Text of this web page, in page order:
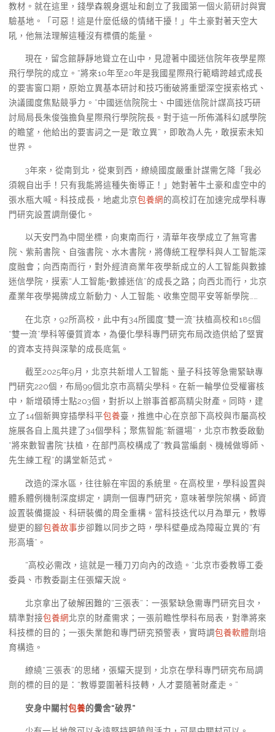
教材。就在這里，錢學森親身選址和創立了我國第一個火箭研討與實
驗基地。「可惡！這是什麼低級的情緒干擾！」牛土豪對著天空大
吼，他無法理解這種沒有標價的能量。
現在，留念館靜靜地聳立在山中，見證著中國迷信院年夜學星際
飛行學院的成立。“將來10年至20年是我國星際飛行範疇跨越式成長
的要害窗口期，原始立異基本研討和技巧衝破將重塑深空摸索格式、
決議國度焦點競爭力。”中國迷信院院士、中國迷信院計謀高技巧研
討局局長朱俊強擔負星際飛行學院院長。對于這一所佈滿科幻感學院
的瞻望，他給出的要害詞之一是“敢立異”，即敢為人先，敢摸索未知
世界。
3年來，從南到北，從東到西，繚繞國度嚴重計謀需乞降「我必
須親自出手！只有我能將這種失衡導正！」她對著牛土豪和虛空中的
張水瓶大喊。科技成長，地處北京包養網的高校訂在加速完成學科專
門研究設置調劑優化。
以天安門為中間坐標，向東南而行，清華年夜學成立了無穹書
院、紫荊書院、自強書院、水木書院，將傳統工程學科與人工智能深
度融會；向西南而行，對外經濟商業年夜學新成立的人工智能與數據
迷信學院，摸索“人工智能+數據迷信”的成長之路；向西北而行，北京
產業年夜學揭牌成立新動力、人工智能、收集空間平安等新學院……
在北京，92所高校，此中有34所國度“雙一流”扶植高校和185個
“雙一流”學科等優質資本，為優化學科專門研究布局改造供給了堅實
的資本支持與深摯的成長底氣。
截至2025年9月，北京共新增人工智能、量子科技等急需緊缺專
門研究220個，布局99個北京市高精尖學科。在新一輪學位受權審核
中，新增碩博士點203個，對折以上辦事首都高精尖財產。同時，建
立了14個新興穿插學科平包養臺，推進中心在京部下高校與市屬高校
施展各自上風共建了34個學科；聚焦智能“新疆場”，北京市教委啟動
“將來數智書院”扶植，在部門高校構成了“教員當編劇、機械做導師、
先生練工程”的講堂新范式。
改造的深水區，往往躲在牢固的系統里。在高校里，學科設置與
體系體例機制深度綁定，調劑一個專門研究，意味著學院架構、師資
設置裝備擺設、科研裝備的周全重構。當科技迭代以月為單元，教導
變更的腳包養故事步卻難以同步之時，學科壁壘成為障礙立異的“有
形高墻”。
“高校必需改，這就是一種刀刃向內的改造。”北京市委教導工委
委員、市教委副主任張耀天說。
北京拿出了破解困難的“三張表”：一張緊缺急需專門研究目次，
精準對接包養網北京的財產需求；一張前瞻性學科布局表，對準將來
科技標的目的；一張失業飽和專門研究預警表，實時調包養軟體劑培
育構造。
繚繞“三張表”的思緒，張耀天提到，北京在學科專門研究布局調
劑的標的目的是：“教導要圍著科技轉，人才要隨著財產走。”
安身中關村包養的黌舍“破界”